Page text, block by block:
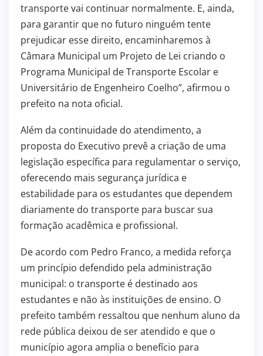
transporte vai continuar normalmente. E, ainda,
para garantir que no futuro ninguém tente
prejudicar esse direito, encaminharemos à
Câmara Municipal um Projeto de Lei criando o
Programa Municipal de Transporte Escolar e
Universitário de Engenheiro Coelho”, afirmou o
prefeito na nota oficial.
Além da continuidade do atendimento, a
proposta do Executivo prevê a criação de uma
legislação específica para regulamentar o serviço,
oferecendo mais segurança jurídica e
estabilidade para os estudantes que dependem
diariamente do transporte para buscar sua
formação acadêmica e profissional.
De acordo com Pedro Franco, a medida reforça
um princípio defendido pela administração
municipal: o transporte é destinado aos
estudantes e não às instituições de ensino. O
prefeito também ressaltou que nenhum aluno da
rede pública deixou de ser atendido e que o
município agora amplia o benefício para